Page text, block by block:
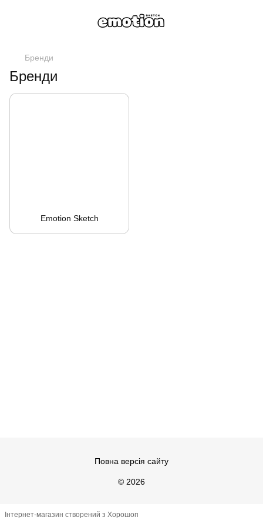
Бренди
Бренди
Emotion Sketch
Повна версія сайту
© 2026
Інтернет-магазин створений з Хорошоп